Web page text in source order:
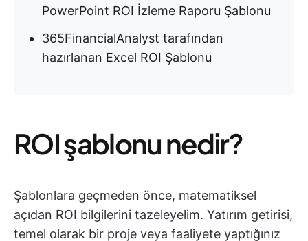
PowerPoint ROI İzleme Raporu Şablonu
365FinancialAnalyst tarafından
hazırlanan Excel ROI Şablonu
ROI şablonu nedir?
Şablonlara geçmeden önce, matematiksel
açıdan ROI bilgilerini tazeleyelim. Yatırım getirisi,
temel olarak bir proje veya faaliyete yaptığınız